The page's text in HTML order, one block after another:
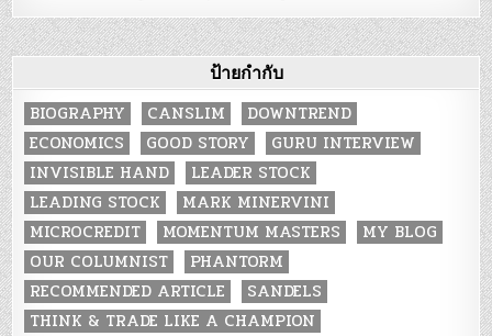
ป้ายกำกับ
BIOGRAPHY CANSLIM
DOWNTREND
ECONOMICS
GOOD STORY
GURU INTERVIEW
INVISIBLE HAND
LEADER STOCK
LEADING STOCK
MARK MINERVINI
MICROCREDIT
MOMENTUM MASTERS
MY BLOG
OUR COLUMNIST
PHANTORM
RECOMMENDED ARTICLE
SANDELS
THINK & TRADE LIKE A CHAMPION